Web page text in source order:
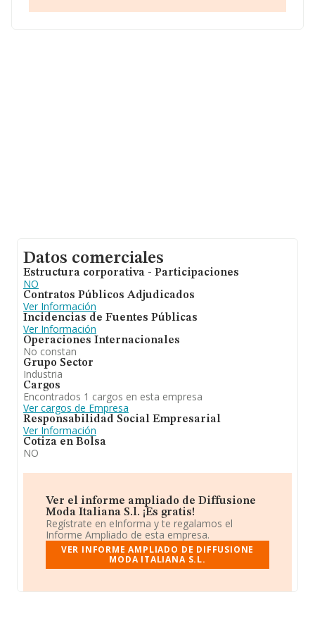
facturación asciende a 1.343 millones de euros y la
Datos comerciales
Estructura corporativa - Participaciones
NO
Contratos Públicos Adjudicados
Ver Información
Incidencias de Fuentes Públicas
Ver Información
Operaciones Internacionales
No constan
Grupo Sector
Industria
Cargos
Encontrados 1 cargos en esta empresa
Ver cargos de Empresa
Responsabilidad Social Empresarial
Ver Información
Cotiza en Bolsa
NO
Ver el informe ampliado de Diffusione
Moda Italiana S.l. ¡Es gratis!
Regístrate en eInforma y te regalamos el
Informe Ampliado de esta empresa.
VER INFORME AMPLIADO DE DIFFUSIONE
MODA ITALIANA S.L.